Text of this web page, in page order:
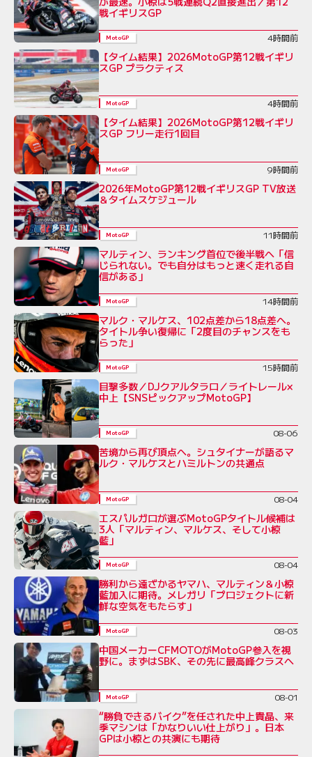
戦イギリスGP
MotoGP 4時間前
【タイム結果】2026MotoGP第12戦イギリ
スGP プラクティス
MotoGP 4時間前
【タイム結果】2026MotoGP第12戦イギリ
スGP フリー走行1回目
MotoGP 9時間前
2026年MotoGP第12戦イギリスGP TV放送
＆タイムスケジュール
MotoGP 11時間前
マルティン、ランキング首位で後半戦へ「信
じられない。でも自分はもっと速く走れる自
信がある」
MotoGP 14時間前
マルク・マルケス、102点差から18点差へ。
タイトル争い復帰に「2度目のチャンスをも
らった」
MotoGP 15時間前
目撃多数／DJクアルタラロ／ライトレール×
中上【SNSピックアップMotoGP】
MotoGP 08-06
苦境から再び頂点へ。シュタイナーが語るマ
ルク・マルケスとハミルトンの共通点
MotoGP 08-04
エスパルガロが選ぶMotoGPタイトル候補は
3人「マルティン、マルケス、そして小椋
藍」
MotoGP 08-04
勝利から遠ざかるヤマハ、マルティン＆小椋
藍加入に期待。メレガリ「プロジェクトに新
鮮な空気をもたらす」
MotoGP 08-03
中国メーカーCFMOTOがMotoGP参入を視
野に。まずはSBK、その先に最高峰クラスへ
MotoGP 08-01
“勝負できるバイク”を任された中上貴晶、来
季マシンは「かなりいい仕上がり」。日本
GPは小椋との共演にも期待